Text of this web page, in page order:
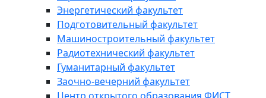
Энергетический факультет
Подготовительный факультет
Машиностроительный факультет
Радиотехнический факультет
Гуманитарный факультет
Заочно-вечерний факультет